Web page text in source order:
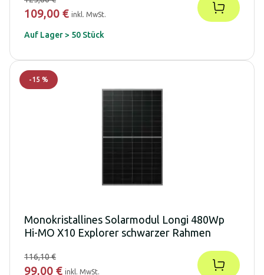
109,00 € inkl. MwSt.
Auf Lager > 50 Stück
-15 %
Monokristallines Solarmodul Longi 480Wp
Hi-MO X10 Explorer schwarzer Rahmen
116,10 €
99,00 € inkl. MwSt.